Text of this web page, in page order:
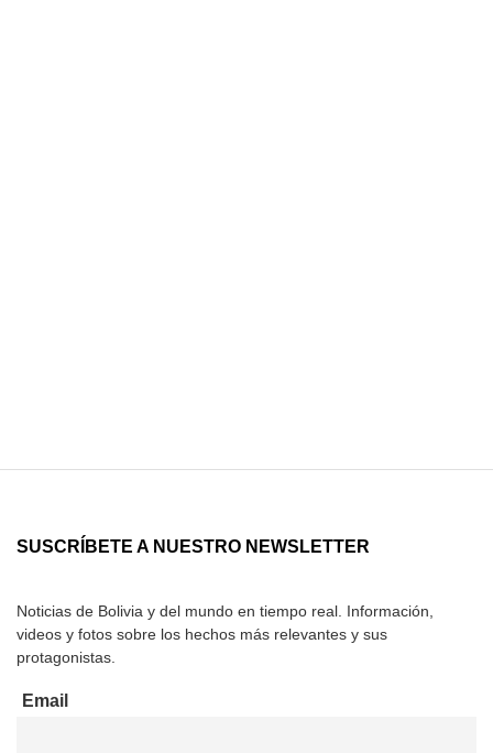
SUSCRÍBETE A NUESTRO NEWSLETTER
Noticias de Bolivia y del mundo en tiempo real. Información,
videos y fotos sobre los hechos más relevantes y sus
protagonistas.
Email